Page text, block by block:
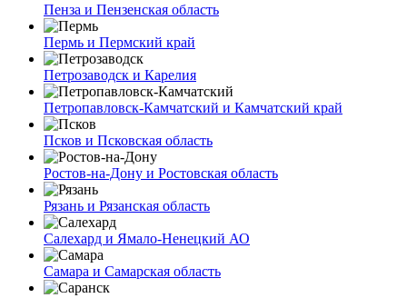
Пенза и Пензенская область
Пермь и Пермский край
Петрозаводск и Карелия
Петропавловск-Камчатский и Камчатский край
Псков и Псковская область
Ростов-на-Дону и Ростовская область
Рязань и Рязанская область
Салехард и Ямало-Ненецкий АО
Самара и Самарская область